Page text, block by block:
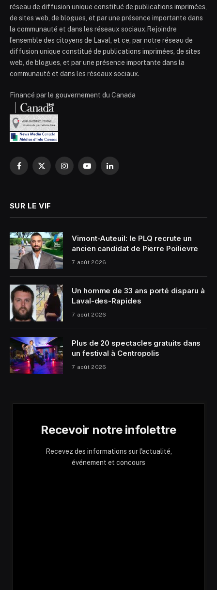
réseau de diffusion unique constitué de publications imprimées,
de sites web, de blogues, et par une présence importante dans
la communauté et dans les réseaux sociaux.Rejoindre
l’ensemble des citoyens de Laval, et ce, par notre réseau de
diffusion unique constitué de publications imprimées, de sites
web, de blogues, et par une présence importante dans la
communauté et dans les réseaux sociaux.
Financé par le gouvernement du Canada
Facebook
X
InstagramYouTubeLinkedIn
SUR LE VIF
Vimont-Auteuil: le PLQ recrute un
ancien candidat de Pierre Poilievre
7 août 2026
Un homme de 33 ans porté disparu à
Laval-des-Rapides
7 août 2026
Plus de 20 spectacles gratuits dans
un festival à Centropolis
7 août 2026
Recevoir notre infolettre
Recevez des informations sur l'actualité,
événement et concours